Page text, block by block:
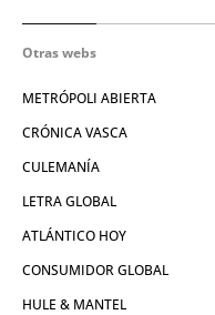
Otras webs
METRÓPOLI ABIERTA
CRÓNICA VASCA
CULEMANÍA
LETRA GLOBAL
ATLÁNTICO HOY
CONSUMIDOR GLOBAL
HULE & MANTEL